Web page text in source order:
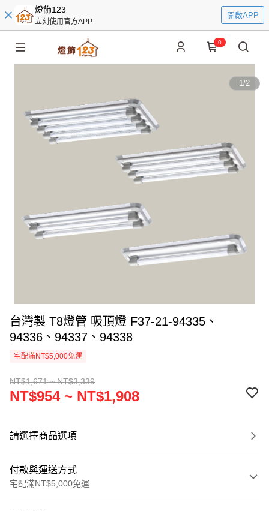
燈飾123
立刻使用官方APP
開啟APP
0
1/2
台灣製 T8燈管 吸頂燈 F37-21-94335、
94336、94337、94338
宅配滿NT$5,000免運
NT$1,671 ~ NT$3,339
NT$954 ~ NT$1,908
請選擇商品選項
付款與運送方式
宅配滿NT$5,000免運